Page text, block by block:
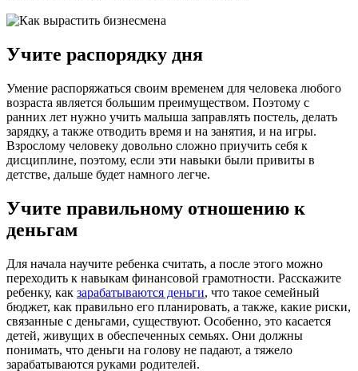
Учите распорядку дня
Умение распоряжаться своим временем для человека любого
возраста является большим преимуществом. Поэтому с
ранних лет нужно учить малыша заправлять постель, делать
зарядку, а также отводить время и на занятия, и на игры.
Взрослому человеку довольно сложно приучить себя к
дисциплине, поэтому, если эти навыки были привиты в
детстве, дальше будет намного легче.
Учите правильному отношению к
деньгам
Для начала научите ребенка считать, а после этого можно
переходить к навыкам финансовой грамотности. Расскажите
ребенку, как зарабатываются деньги, что такое семейный
бюджет, как правильно его планировать, а также, какие риски,
связанные с деньгами, существуют. Особенно, это касается
детей, живущих в обеспеченных семьях. Они должны
понимать, что деньги на голову не падают, а тяжело
зарабатываются руками родителей.